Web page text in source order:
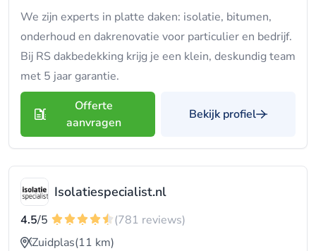
We zijn experts in platte daken: isolatie, bitumen,
onderhoud en dakrenovatie voor particulier en bedrijf.
Bij RS dakbedekking krijg je een klein, deskundig team
met 5 jaar garantie.
Offerte
aanvragen
Bekijk profiel
Isolatiespecialist.nl
4.5/5
(781 reviews)
Zuidplas(11 km)